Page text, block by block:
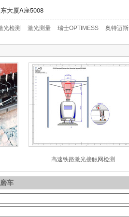
大厦A座5008
光检测 激光测量 瑞士OPTIMESS 奥特迈斯
高速铁路激光接触网检测
车